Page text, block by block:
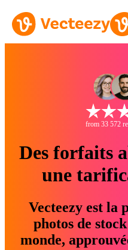
from 33 572
Des forfaits
une
Vecteezy est la
photos de
monde,